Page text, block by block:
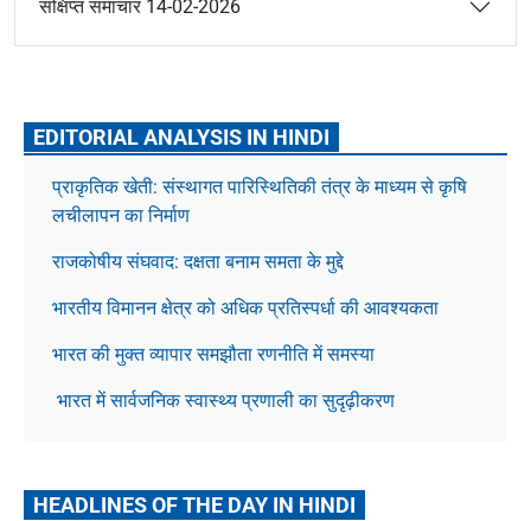
संक्षिप्त समाचार 14-02-2026
EDITORIAL ANALYSIS IN HINDI
प्राकृतिक खेती: संस्थागत पारिस्थितिकी तंत्र के माध्यम से कृषि
लचीलापन का निर्माण
राजकोषीय संघवाद: दक्षता बनाम समता के मुद्दे
भारतीय विमानन क्षेत्र को अधिक प्रतिस्पर्धा की आवश्यकता
भारत की मुक्त व्यापार समझौता रणनीति में समस्या
भारत में सार्वजनिक स्वास्थ्य प्रणाली का सुदृढ़ीकरण
HEADLINES OF THE DAY IN HINDI